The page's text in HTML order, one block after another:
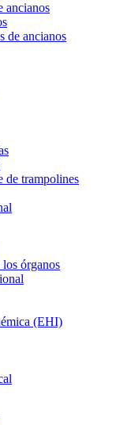
ancianos
de ancianos
de trampolines
órganos
(EHI)